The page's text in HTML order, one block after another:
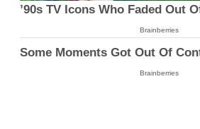
’90s TV Icons Who Faded Out
Brainberries
Some Moments Got Out Of
Brainberries